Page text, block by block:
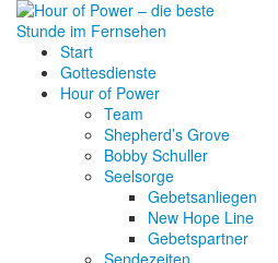
Start
Gottesdienste
Hour of Power
Team
Shepherd’s Grove
Bobby Schuller
Seelsorge
Gebetsanliegen
New Hope Line
Gebetspartner
Sendezeiten